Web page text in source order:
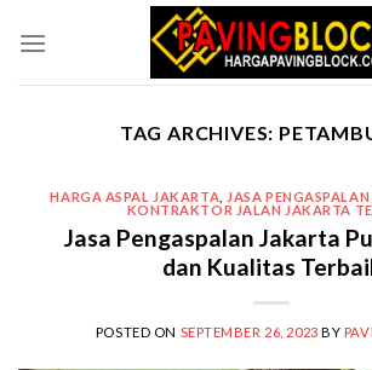
TAG ARCHIVES:
HARGA ASPAL JAKARTA JASA
KONTRAKTOR JALAN JAKARTA
Jasa Pengaspalan Jakarta
dan Kualitas
POSTED ON SEPTEMBER 26, 2023 BY